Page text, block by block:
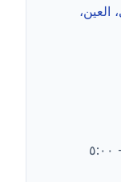
العين،
الأحد إلى الجمعة: ٨:٠٠ صباحاً - ٥:٠٠